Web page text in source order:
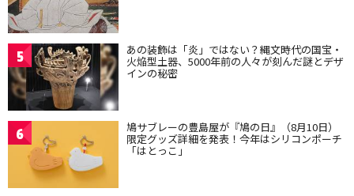
5 あの装飾は「炎」ではない？縄文時代の国宝・
火焔型土器、5000年前の人々が刻んだ謎とデザ
インの秘密
6 鳩サブレーの豊島屋が『鳩の日』（8月10日）
限定グッズ詳細を発表！今年はシリコンポーチ
「はとっこ」